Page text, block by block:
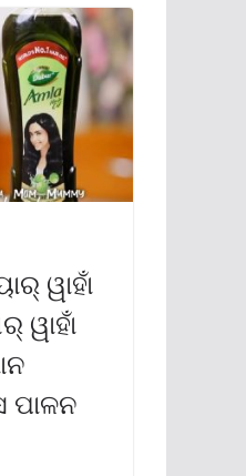
ୱାହାଁ
ୱାହାଁ
ପାଳନ